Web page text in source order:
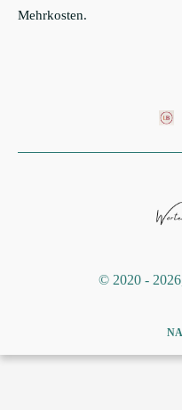
Mehrkosten.
©️ 2020 -